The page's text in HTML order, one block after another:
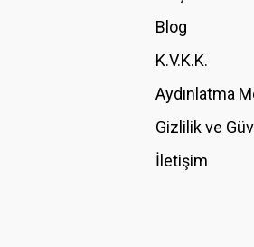
Ürün fiyatı diğer sitelerden daha
Bu ürüne benzer farklı alternatifler
Blog
K.V.K.K.
Aydınlatma
Gizlilik ve
İletişim